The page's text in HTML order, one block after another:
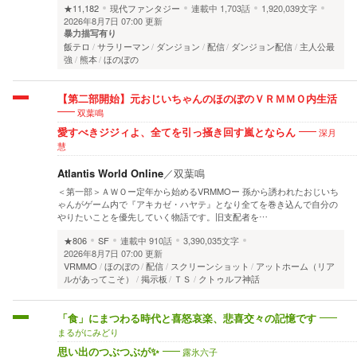
★11,182
現代ファンタジー 連載中 1,703話
1,920,039文字
2026年8月7日 07:00 更新
暴力描写有り
飯テロ サラリーマン ダンジョン 配信 ダンジョン配信
主人公最
強 熊本 ほのぼの
【第二部開始】元おじいちゃんのほのぼのＶＲＭＭＯ内生活
双葉鳴
愛すべきジジィよ、全てを引っ掻き回す嵐とならん
深月
慧
Atlantis World Online／双葉鳴
＜第一部＞ＡＷＯー定年から始めるVRMMOー 孫から誘われたおじいち
ゃんがゲーム内で『アキカゼ・ハヤテ』となり全てを巻き込んで自分の
やりたいことを優先していく物語です。旧支配者を…
★806
SF 連載中 910話
3,390,035文字
2026年8月7日 07:00 更新
VRMMO
ほのぼの 配信 スクリーンショット
アットホーム（リア
ルがあってこそ）
掲示板 ＴＳ クトゥルフ神話
「食」にまつわる時代と喜怒哀楽、悲喜交々の記憶です
まるがにみどり
思い出のつぶつぶが✨ 露氷六子